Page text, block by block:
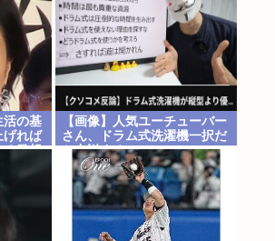
活の基
げれば
る発想
【画像】人気ユーチューバー
さん、ドラム式洗濯機一択だ
と力説する